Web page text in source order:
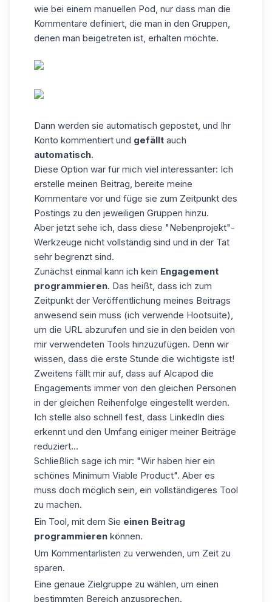
wie bei einem manuellen Pod, nur dass man die
Kommentare definiert, die man in den Gruppen,
denen man beigetreten ist, erhalten möchte.
Dann werden sie automatisch gepostet, und Ihr
Konto kommentiert und gefällt auch
automatisch.
Diese Option war für mich viel interessanter: Ich
erstelle meinen Beitrag, bereite meine
Kommentare vor und füge sie zum Zeitpunkt des
Postings zu den jeweiligen Gruppen hinzu.
Aber jetzt sehe ich, dass diese "Nebenprojekt"-
Werkzeuge nicht vollständig sind und in der Tat
sehr begrenzt sind.
Zunächst einmal kann ich kein Engagement
programmieren. Das heißt, dass ich zum
Zeitpunkt der Veröffentlichung meines Beitrags
anwesend sein muss (ich verwende Hootsuite),
um die URL abzurufen und sie in den beiden von
mir verwendeten Tools hinzuzufügen. Denn wir
wissen, dass die erste Stunde die wichtigste ist!
Zweitens fällt mir auf, dass auf Alcapod die
Engagements immer von den gleichen Personen
in der gleichen Reihenfolge eingestellt werden.
Ich stelle also schnell fest, dass LinkedIn dies
erkennt und den Umfang einiger meiner Beiträge
reduziert...
Schließlich sage ich mir: "Wir haben hier ein
schönes Minimum Viable Product". Aber es
muss doch möglich sein, ein vollständigeres Tool
zu machen.
Ein Tool, mit dem Sie einen Beitrag
programmieren können.
Um Kommentarlisten zu verwenden, um Zeit zu
sparen.
Eine genaue Zielgruppe zu wählen, um einen
bestimmten Bereich anzusprechen.